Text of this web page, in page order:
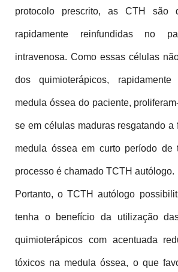
protocolo prescrito, as CTH são
rapidamente reinfundidas no
intravenosa. Como essas células
dos quimioterápicos,
medula óssea do paciente,
se em células maduras resgatando a
medula óssea em curto período de
processo é chamado TCTH autólogo.
Portanto, o TCTH autólogo
tenha o benefício da utilização
quimioterápicos com acentuada
tóxicos na medula óssea, o que